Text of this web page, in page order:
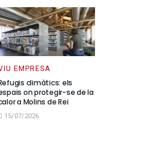
EMPRESA
climàtics: els
on protegir-se de la
a Molins de Rei
15/07/2026